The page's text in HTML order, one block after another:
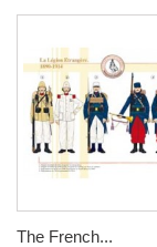
The French...